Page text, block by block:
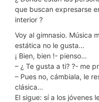
que buscan expresarse
interior ?
Voy al gimnasio. Música
estática no le gusta…
¡ Bien, bien !- pienso…
– ¿ Te gusta a ti? ?- me
– Pues no, cámbiala, le
clásica…
El sigue: sí a los jóvenes